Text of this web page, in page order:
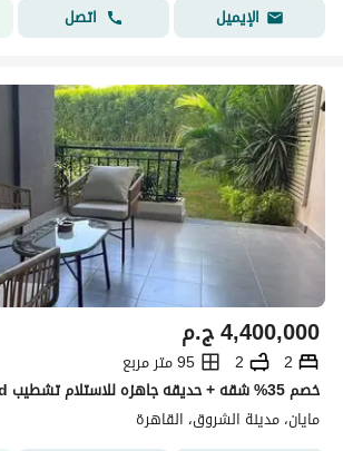
الإيميل
اتصل
ج.م4,400,000
2
2
95 متر مربع
مايان، مدينة الشروق، القاهرة